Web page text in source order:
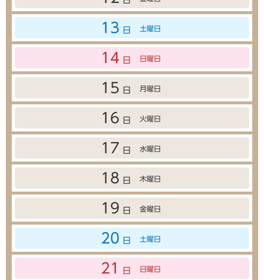
13 日 土曜日
14 日 日曜日
15 日 月曜日
16 日 火曜日
17 日 水曜日
18 日 木曜日
19 日 金曜日
20 日 土曜日
21 日 日曜日